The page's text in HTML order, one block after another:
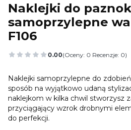
Naklejki do
samoprzylepne
F106
0.00(Oceny: 0 Recenzje: 0)
Przejdź do sekcji
Naklejki samoprzylepne do
sposób na wyjątkowo udaną
naklejkom w kilka chwil stworzysz
przyciągający wzrok drobnymi
do perfekcji.